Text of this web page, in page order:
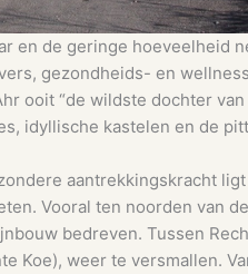
en de geringe hoeveelheid
gezondheids- en
ooit “de wildste dochter
idyllische kastelen en de
aantrekkingskracht
Vooral ten noorden van
bedreven. Tussen
Koe), weer te versmallen.